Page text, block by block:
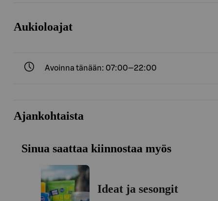
Aukioloajat
Avoinna tänään: 07:00—22:00
Ajankohtaista
Sinua saattaa kiinnostaa myös
Ideat ja sesongit